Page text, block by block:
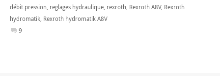
débit pression, reglages hydraulique, rexroth, Rexroth A8V, Rexroth
hydromatik, Rexroth hydromatik A8V
9